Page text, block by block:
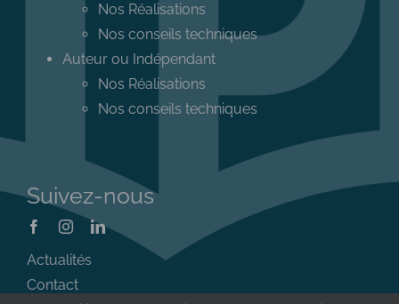
Nos Réalisations
Nos conseils techniques
Auteur ou Indépendant
Nos Réalisations
Nos conseils techniques
Suivez-nous
Actualités
Contact